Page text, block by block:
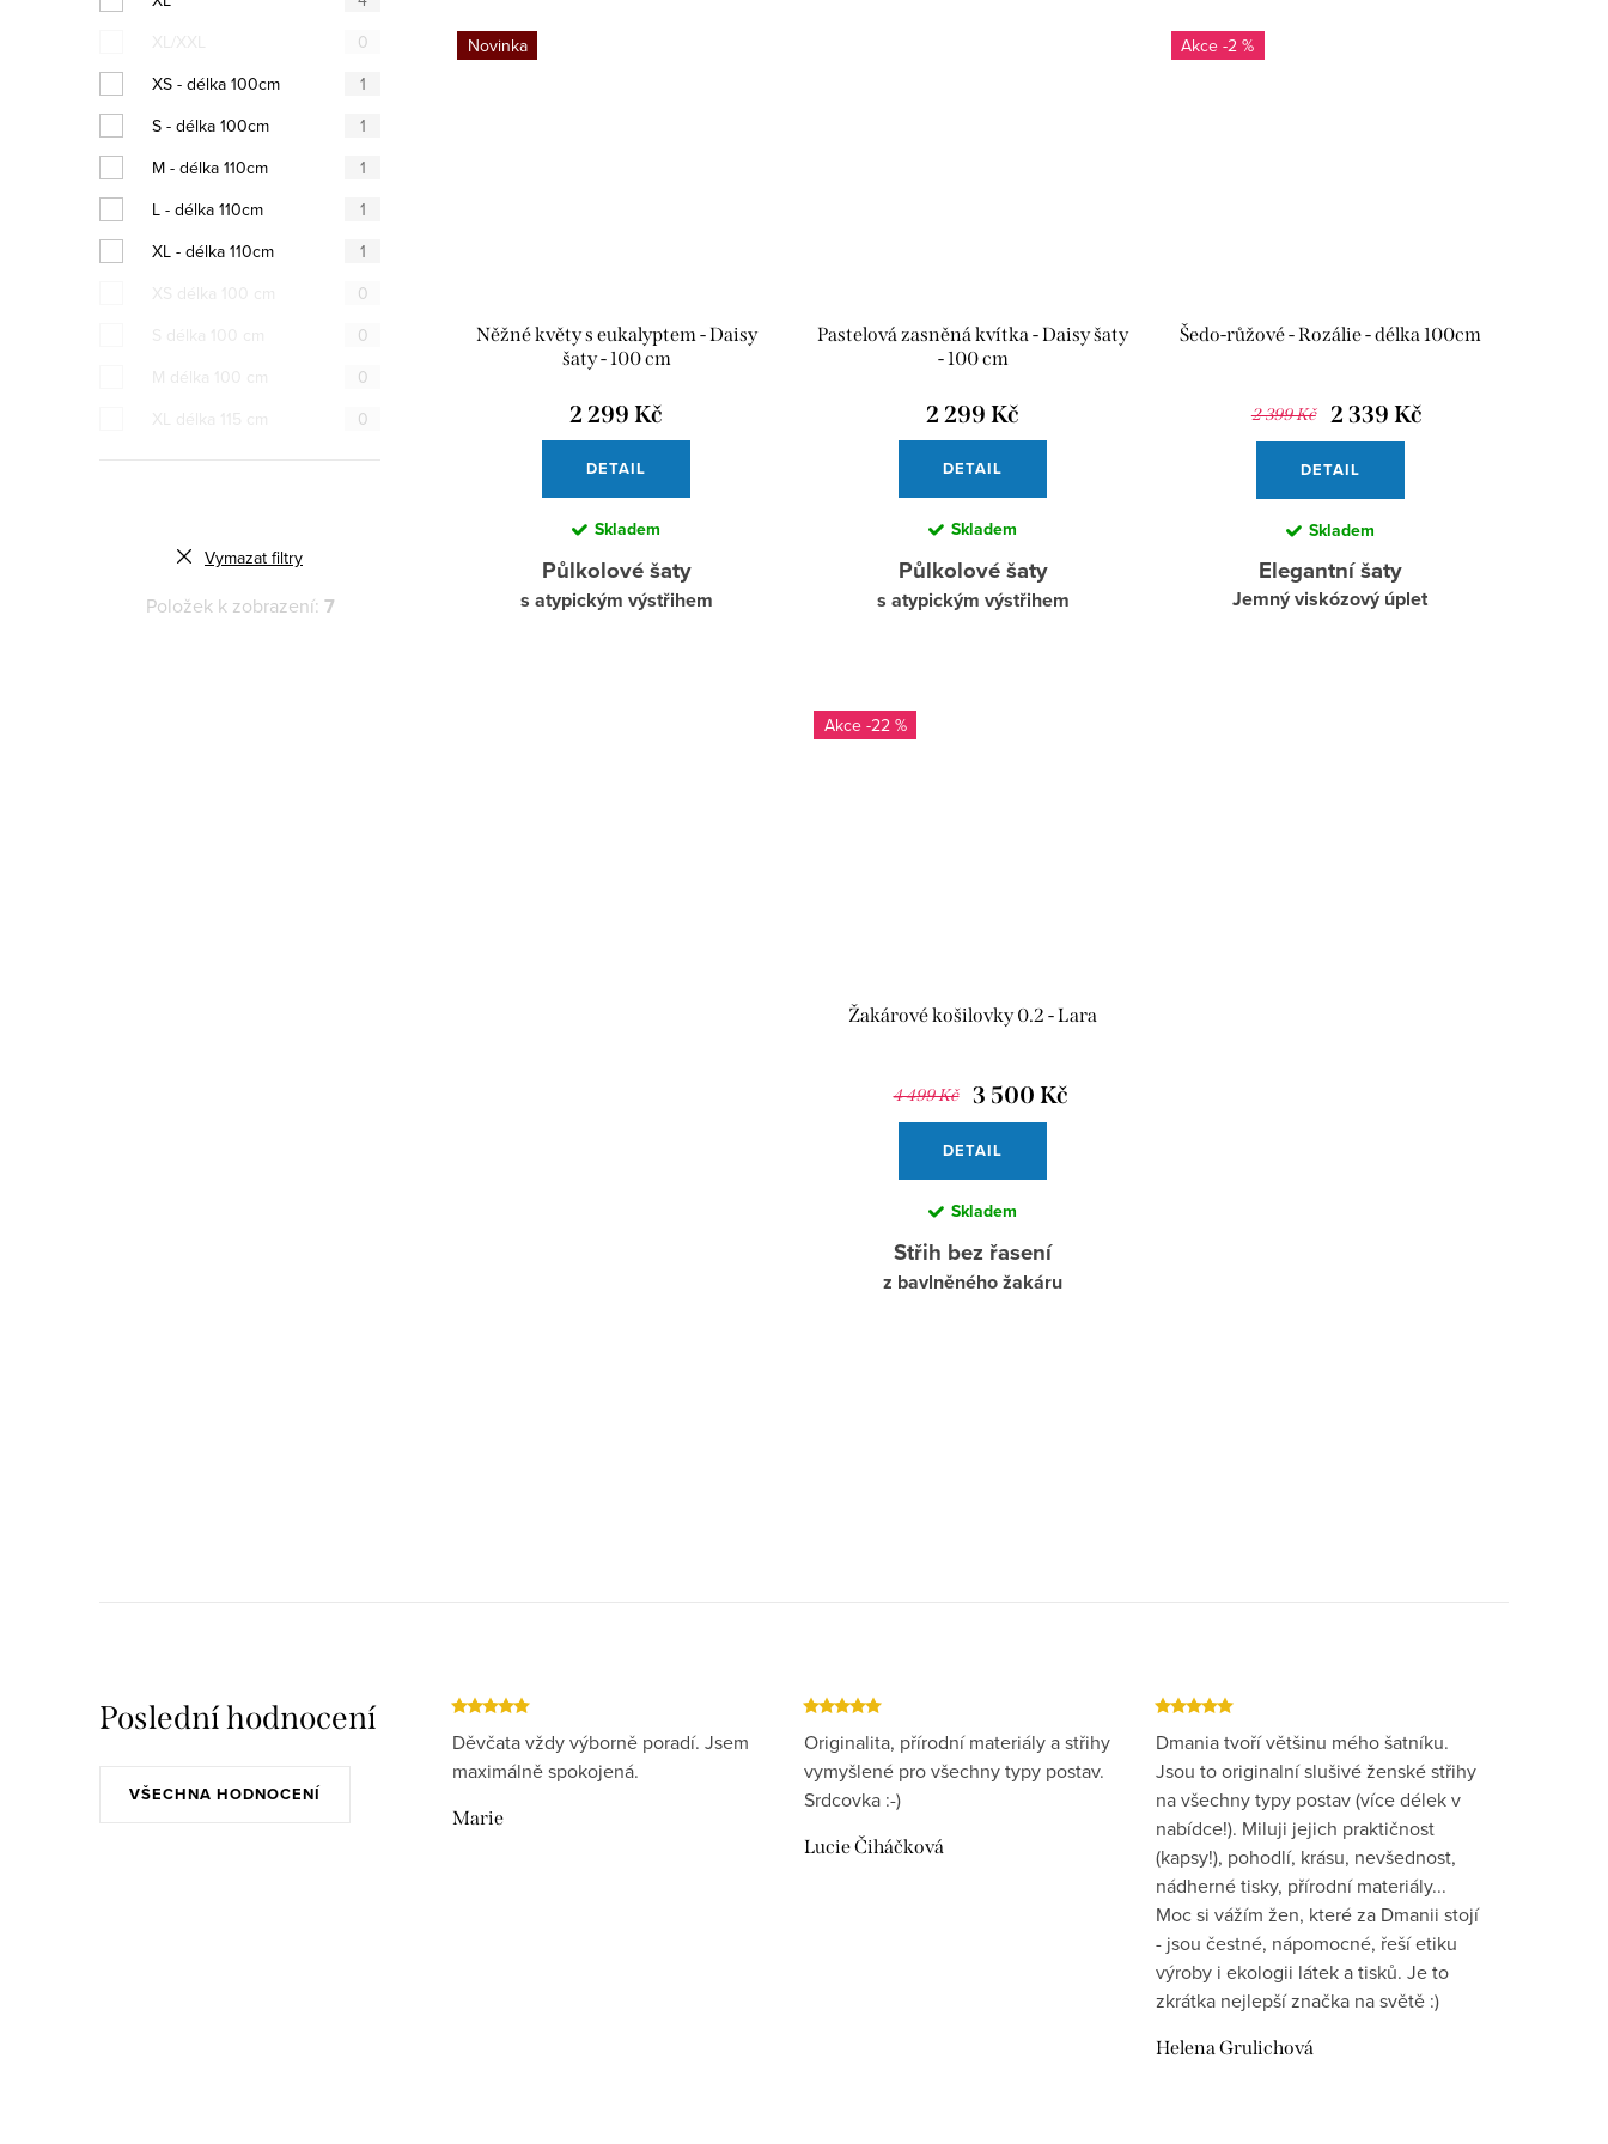
XL/XXL
0
XS - délka 100cm
1
S - délka 100cm
1
M - délka 110cm
1
L - délka 110cm
1
XL - délka 110cm
1
XS délka 100 cm
0
S délka 100 cm
0
M délka 100 cm
0
XL délka 115 cm
0
Vymazat filtry
Položek k zobrazení: 7
Novinka
Něžné květy s eukalyptem - Daisy
šaty - 100 cm
2 299 Kč
DETAIL
Skladem
Půlkolové šaty
s atypickým výstřihem
Pastelová zasněná kvítka - Daisy šaty
- 100 cm
2 299 Kč
DETAIL
Skladem
Půlkolové šaty
s atypickým výstřihem
-2 %
Šedo-růžové - Rozálie - délka 100cm
2 399 Kč 2 339 Kč
DETAIL
Skladem
Elegantní šaty
Jemný viskózový úplet
-22 %
Žakárové košilovky 0.2 - Lara
4 499 Kč 3 500 Kč
DETAIL
Skladem
Střih bez řasení
z bavlněného žakáru
c
p
Poslední hodnocení
VŠECHNA HODNOCENÍ
Děvčata vždy výborně poradí. Jsem
maximálně spokojená.
Marie
Originalita, přírodní materiály a střihy
vymyšlené pro všechny typy postav.
Srdcovka :-)
Lucie Čiháčková
Dmania tvoří většinu mého šatníku.
Jsou to originalní slušivé ženské střihy
na všechny typy postav (více délek v
nabídce!). Miluji jejich praktičnost
(kapsy!), pohodlí, krásu, nevšednost,
nádherné tisky, přírodní materiály...
Moc si vážím žen, které za Dmanii stojí
- jsou čestné, nápomocné, řeší etiku
výroby i ekologii látek a tisků. Je to
zkrátka nejlepší značka na světě :)
Helena Grulichová